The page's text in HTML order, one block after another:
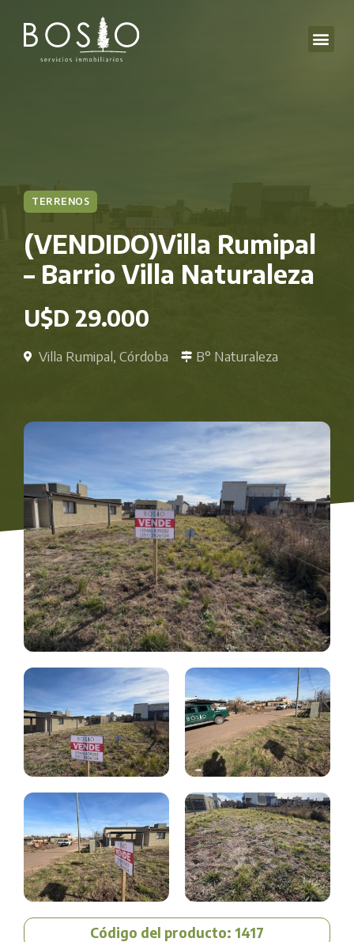
TERRENOS
(VENDIDO)Villa Rumipal
– Barrio Villa Naturaleza
U$D 29.000
Villa Rumipal, Córdoba B° Naturaleza
Código del producto: 1417